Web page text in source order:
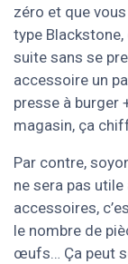
zéro et que
type
suite sans se
accessoire un
presse à burger
magasin, ça
Par contre,
ne sera pas
accessoires,
le nombre de
œufs… Ça peut